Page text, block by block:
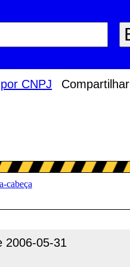
CNPJ Compartilhar
2006-05-31